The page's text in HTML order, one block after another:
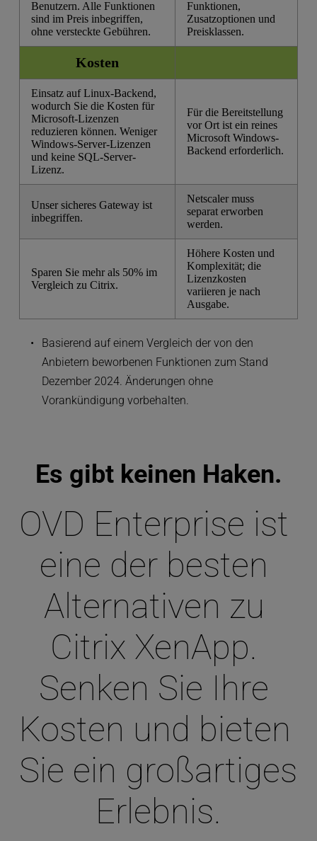
Benutzern. Alle Funktionen
sind im Preis inbegriffen,
ohne versteckte Gebühren.
Funktionen,
Zusatzoptionen und
Preisklassen.
Kosten
Einsatz auf Linux-Backend,
wodurch Sie die Kosten für
Microsoft-Lizenzen
reduzieren können. Weniger
Windows-Server-Lizenzen
und keine SQL-Server-
Lizenz.
Für die Bereitstellung
vor Ort ist ein reines
Microsoft Windows-
Backend erforderlich.
Unser sicheres Gateway ist
inbegriffen.
Netscaler muss
separat erworben
werden.
Sparen Sie mehr als 50% im
Vergleich zu Citrix.
Höhere Kosten und
Komplexität; die
Lizenzkosten
variieren je nach
Ausgabe.
Basierend auf einem Vergleich der von den
Anbietern beworbenen Funktionen zum Stand
Dezember 2024. Änderungen ohne
Vorankündigung vorbehalten.
Es gibt keinen Haken.
OVD Enterprise ist
eine der besten
Alternativen zu
Citrix XenApp.
Senken Sie Ihre
Kosten und bieten
Sie ein großartiges
Erlebnis.